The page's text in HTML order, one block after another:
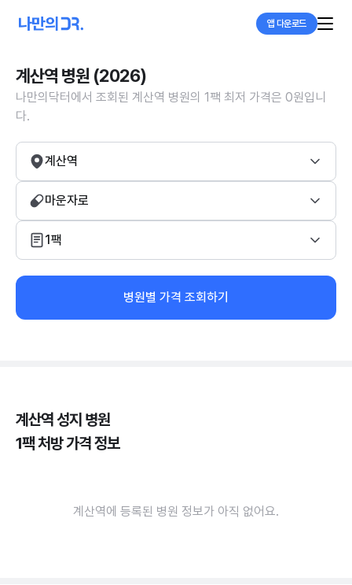
앱 다운로드
계산역 병원 (2026)
나만의닥터에서 조회된 계산역 병원의 1팩 최저 가격은 0원입니
다.
계산역
마운자로
1팩
병원별 가격 조회하기
계산역 성지 병원
1팩 처방 가격 정보
계산역에 등록된 병원 정보가 아직 없어요.